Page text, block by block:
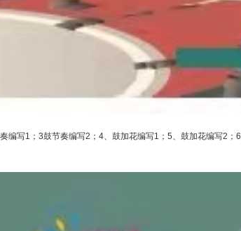
编写1；3鼓节奏编写2；4、鼓加花编写1；5、鼓加花编写2